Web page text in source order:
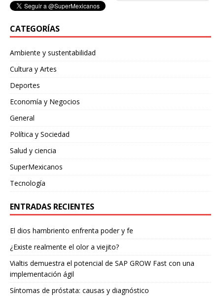
CATEGORÍAS
Ambiente y sustentabilidad
Cultura y Artes
Deportes
Economía y Negocios
General
Política y Sociedad
Salud y ciencia
SuperMexicanos
Tecnología
ENTRADAS RECIENTES
El dios hambriento enfrenta poder y fe
¿Existe realmente el olor a viejito?
Vialtis demuestra el potencial de SAP GROW Fast con una
implementación ágil
Síntomas de próstata: causas y diagnóstico